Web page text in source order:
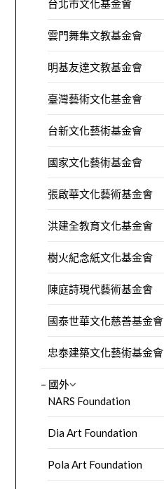
台北市文化基金會
雲門舞集文教基金會
明基友達文教基金會
臺灣藝術文化基金會
台新文化藝術基金會
國家文化藝術基金會
張啟華文化藝術基金會
洪建全教育文化基金會
樹火紀念紙文化基金會
陳庭詩現代藝術基金會
國泰世華文化慈善基金會
忠泰建築文化藝術基金會
– 國外
NARS Foundation
Dia Art Foundation
Pola Art Foundation